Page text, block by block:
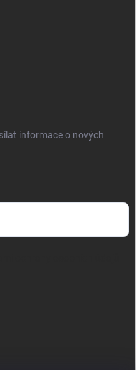
informace o nových